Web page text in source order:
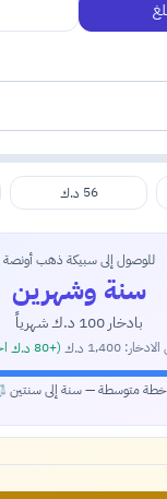
56 د.ك
للوصول إلى سبيكة ذهب أونصة
سنة وشهرين
بادخار100 د.كشهرياً
الادخار: 1,400 د.ك (+
80 د.ك
خطة متوسطة — سنة إلى